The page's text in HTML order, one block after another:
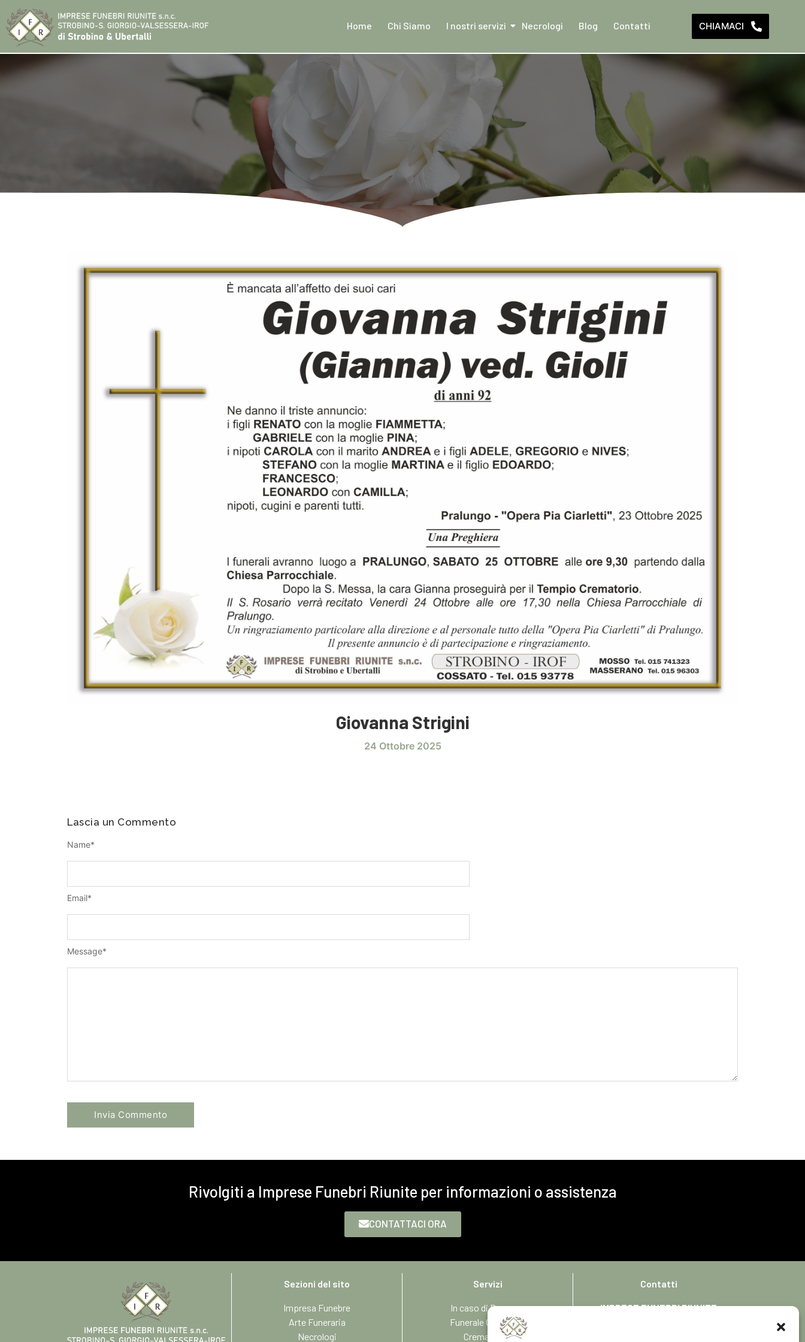
Home Chi Siamo I nostri servizi Necrologi Blog Contatti CHIAMACI
Giovanna Strigini
24 Ottobre 2025
Lascia un Commento
Message*
Name*
Email*
Rivolgiti a Imprese Funebri Riunite per informazioni o assistenza
CONTATTACI ORA
Sezioni del sito
Impresa Funebre
Arte Funeraria
Necrologi
Servizi
In caso di Decesso
Funerale Completo
Cremazione
Contatti
IMPRESE FUNEBRI RIUNITE